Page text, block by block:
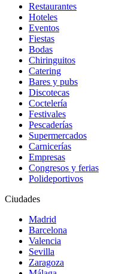
Restaurantes
Hoteles
Eventos
Fiestas
Bodas
Chiringuitos
Catering
Bares y pubs
Discotecas
Coctelería
Festivales
Pescaderías
Supermercados
Carnicerías
Empresas
Congresos y ferias
Polideportivos
Ciudades
Madrid
Barcelona
Valencia
Sevilla
Zaragoza